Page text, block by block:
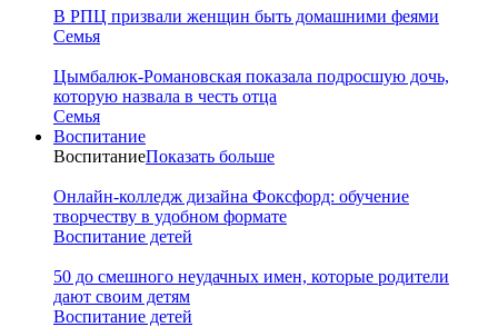
В РПЦ призвали женщин быть домашними феями
Семья
Цымбалюк-Романовская показала подросшую дочь,
которую назвала в честь отца
Семья
Воспитание
ВоспитаниеПоказать больше
Онлайн-колледж дизайна Фоксфорд: обучение
творчеству в удобном формате
Воспитание детей
50 до смешного неудачных имен, которые родители
дают своим детям
Воспитание детей